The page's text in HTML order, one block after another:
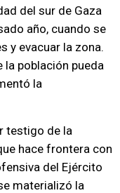
del sur de Gaza
año, cuando se
y evacuar la zona.
la población pueda
la
testigo de la
hace frontera con
del Ejército
materializó la